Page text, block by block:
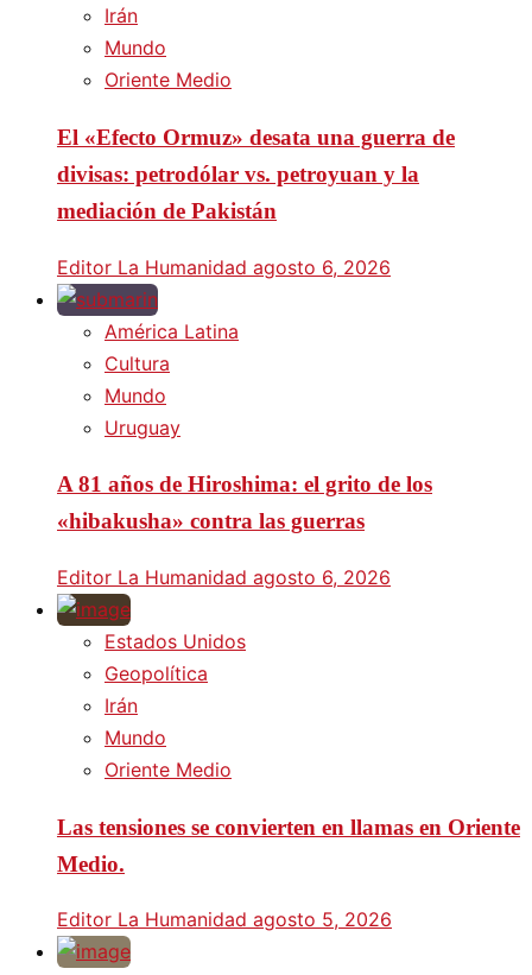
Irán
Mundo
Oriente Medio
El «Efecto Ormuz» desata una guerra de
divisas: petrodólar vs. petroyuan y la
mediación de Pakistán
Editor La Humanidad agosto 6, 2026
América Latina
Cultura
Mundo
Uruguay
A 81 años de Hiroshima: el grito de los
«hibakusha» contra las guerras
Editor La Humanidad agosto 6, 2026
Estados Unidos
Geopolítica
Irán
Mundo
Oriente Medio
Las tensiones se convierten en llamas en Oriente
Medio.
Editor La Humanidad agosto 5, 2026